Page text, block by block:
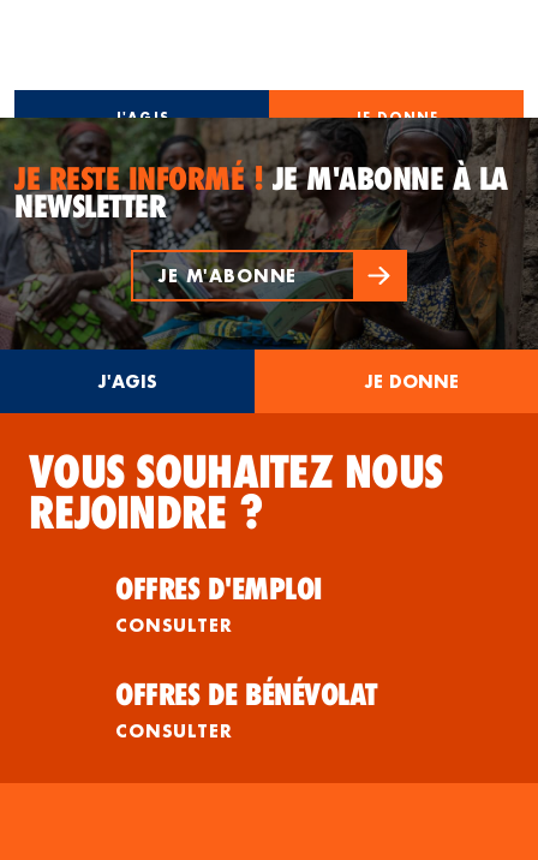
J'AGIS JE DONNE
JE RESTE INFORMÉ !JE M'ABONNE À LA
NEWSLETTER
JE M'ABONNE
J'AGIS JE DONNE
VOUS SOUHAITEZ NOUS
REJOINDRE ?
OFFRES D'EMPLOI
CONSULTER
OFFRES DE BÉNÉVOLAT
CONSULTER